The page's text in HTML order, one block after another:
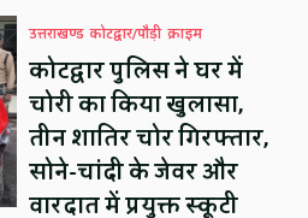
उत्तराखण्ड कोटद्वार/पौड़ी क्राइम
कोटद्वार पुलिस ने घर में
चोरी का किया खुलासा,
तीन शातिर चोर गिरफ्तार,
सोने-चांदी के जेवर और
वारदात में प्रयुक्त स्कूटी